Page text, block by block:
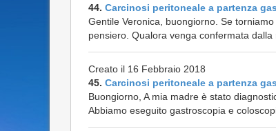
44. Carcinosi peritoneale a partenza
Gentile Veronica, buongiorno. Se
pensiero. Qualora venga confermata
Creato il 16 Febbraio 2018
45. Carcinosi peritoneale a partenza
Buongiorno, A mia madre è stato
Abbiamo eseguito gastroscopia e